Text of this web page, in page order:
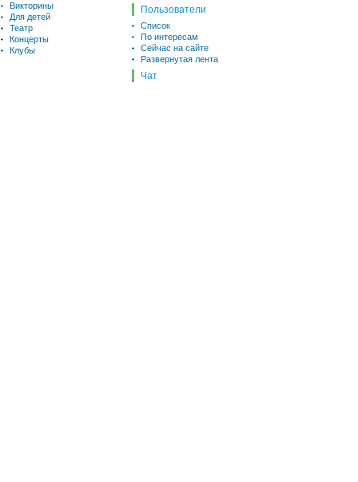
Викторины
Для детей
Театр
Концерты
Клубы
Пользователи
Список
По интересам
Сейчас на сайте
Развернутая лента
Чат